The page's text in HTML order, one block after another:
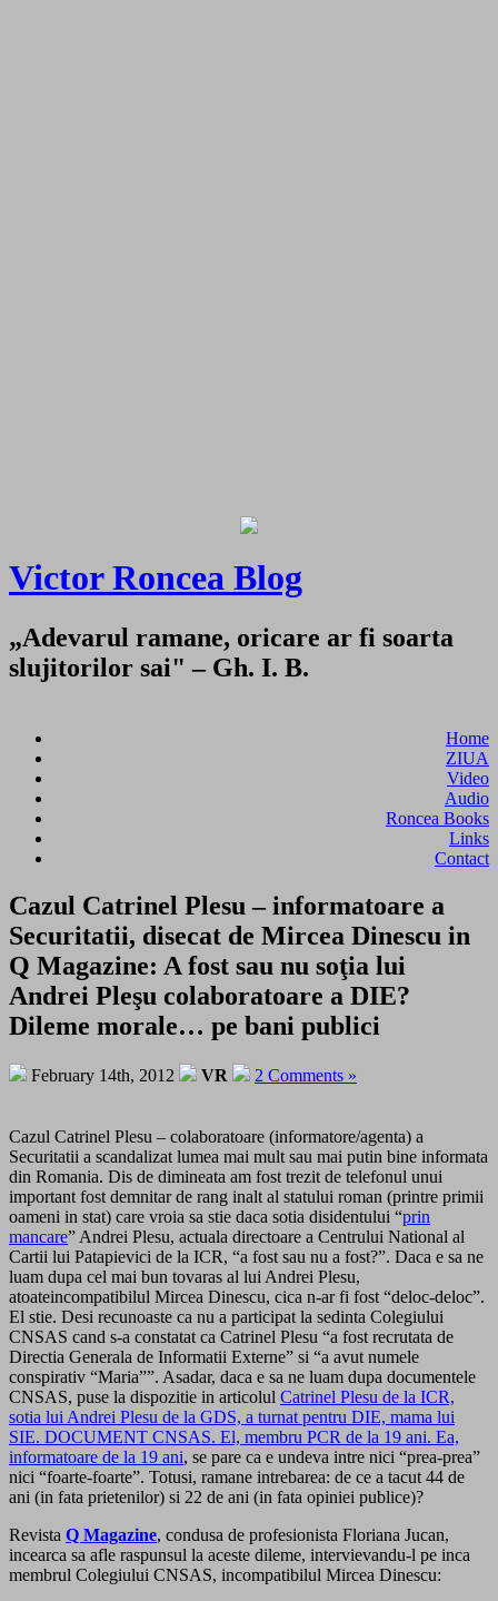
Victor Roncea Blog
„Adevarul ramane, oricare ar fi soarta
slujitorilor sai" – Gh. I. B.
Home
ZIUA
Video
Audio
Roncea Books
Links
Contact
Cazul Catrinel Plesu – informatoare a
Securitatii, disecat de Mircea Dinescu in
Q Magazine: A fost sau nu soţia lui
Andrei Pleşu colaboratoare a DIE?
Dileme morale… pe bani publici
February 14th, 2012 VR 2 Comments »
Cazul Catrinel Plesu – colaboratoare (informatore/agenta) a
Securitatii a scandalizat lumea mai mult sau mai putin bine informata
din Romania. Dis de dimineata am fost trezit de telefonul unui
important fost demnitar de rang inalt al statului roman (printre primii
oameni in stat) care vroia sa stie daca sotia disidentului “prin
mancare” Andrei Plesu, actuala directoare a Centrului National al
Cartii lui Patapievici de la ICR, “a fost sau nu a fost?”. Daca e sa ne
luam dupa cel mai bun tovaras al lui Andrei Plesu,
atoateincompatibilul Mircea Dinescu, cica n-ar fi fost “deloc-deloc”.
El stie. Desi recunoaste ca nu a participat la sedinta Colegiului
CNSAS cand s-a constatat ca Catrinel Plesu “a fost recrutata de
Directia Generala de Informatii Externe” si “a avut numele
conspirativ “Maria””. Asadar, daca e sa ne luam dupa documentele
CNSAS, puse la dispozitie in articolul Catrinel Plesu de la ICR,
sotia lui Andrei Plesu de la GDS, a turnat pentru DIE, mama lui
SIE. DOCUMENT CNSAS. El, membru PCR de la 19 ani. Ea,
informatoare de la 19 ani, se pare ca e undeva intre nici “prea-prea”
nici “foarte-foarte”. Totusi, ramane intrebarea: de ce a tacut 44 de
ani (in fata prietenilor) si 22 de ani (in fata opiniei publice)?
Revista Q Magazine, condusa de profesionista Floriana Jucan,
incearca sa afle raspunsul la aceste dileme, intervievandu-l pe inca
membrul Colegiului CNSAS, incompatibilul Mircea Dinescu: